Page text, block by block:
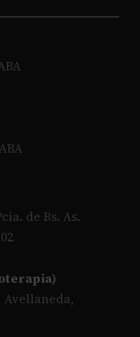
de Bs. As.
Avellaneda,